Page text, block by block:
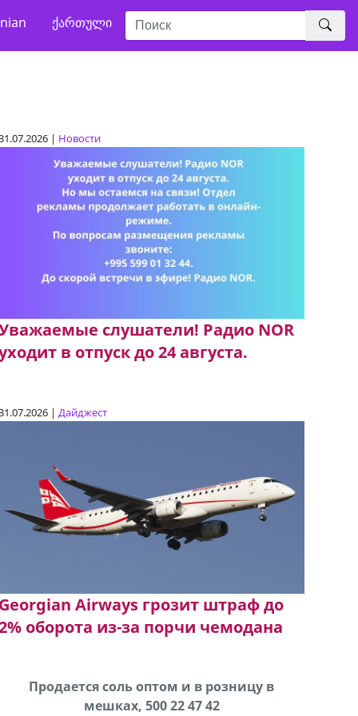
ქართული
| Новости
слушатели! Радио NOR
в отпуск до 24 августа.
| Дайджест
Georgian Airways грозит штраф до
оборота из-за порчи чемодана
Продается соль оптом и в розницу в
мешках, 500 22 47 42
В городе Ниноцминда около фастфуда Hask
cдается в аренду дом, 571 30 57